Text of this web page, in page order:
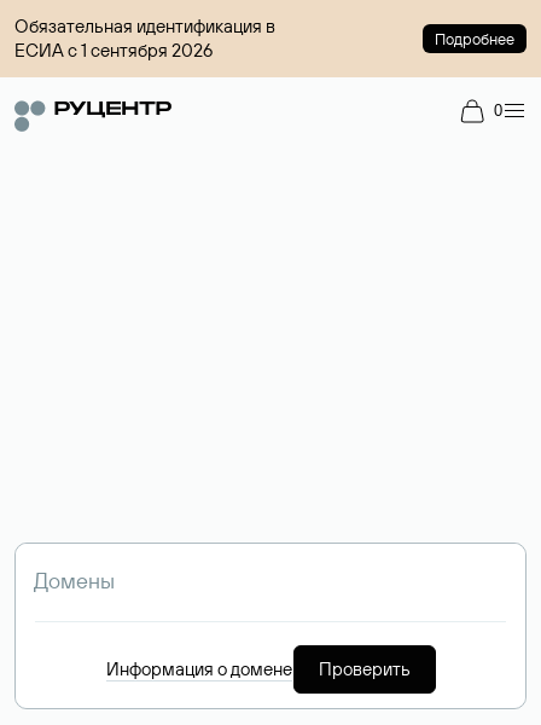
Обязательная идентификация в
ЕСИА с 1 сентября 2026
Подробнее
0
Информация о домене Проверить